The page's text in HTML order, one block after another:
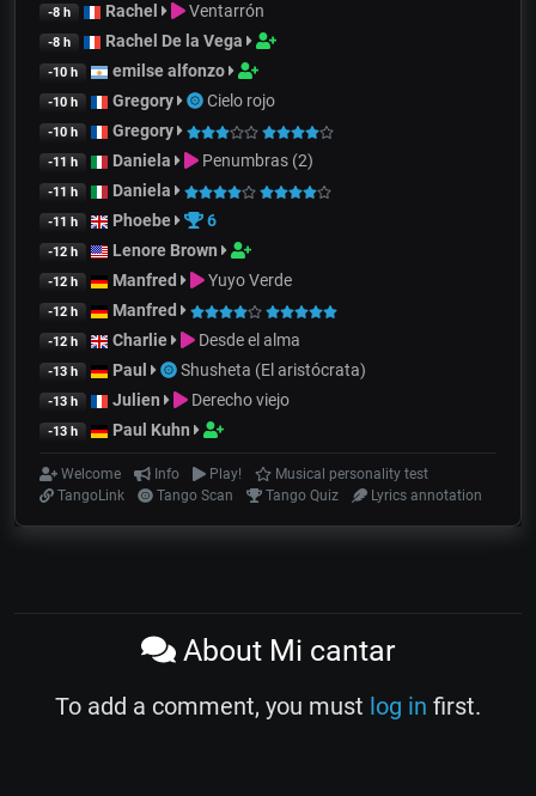
-8 h Rachel Ventarrón
-8 h Rachel De la Vega
-10 h emilse alfonzo
-10 h Gregory Cielo rojo
-10 h Gregory
-11 h Daniela Penumbras (2)
-11 h Daniela
-11 h Phoebe 6
-12 h Lenore Brown
-12 h Manfred Yuyo Verde
-12 h Manfred
-12 h Charlie Desde el alma
-13 h Paul Shusheta (El aristócrata)
-13 h Julien Derecho viejo
-13 h Paul Kuhn
Welcome Info Play!
Musical personality test
TangoLink
Tango Scan Tango Quiz Lyrics annotation
About Mi cantar
To add a comment, you must log in first.